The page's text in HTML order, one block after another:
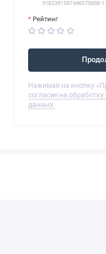
Рейтинг
Нажимая на кнопку
согласие на
данных.